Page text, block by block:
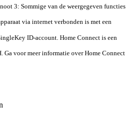
3: Sommige van de weergegeven functies
via internet verbonden is met een
ID-account. Home Connect is een
Ga voor meer informatie over Home Connect